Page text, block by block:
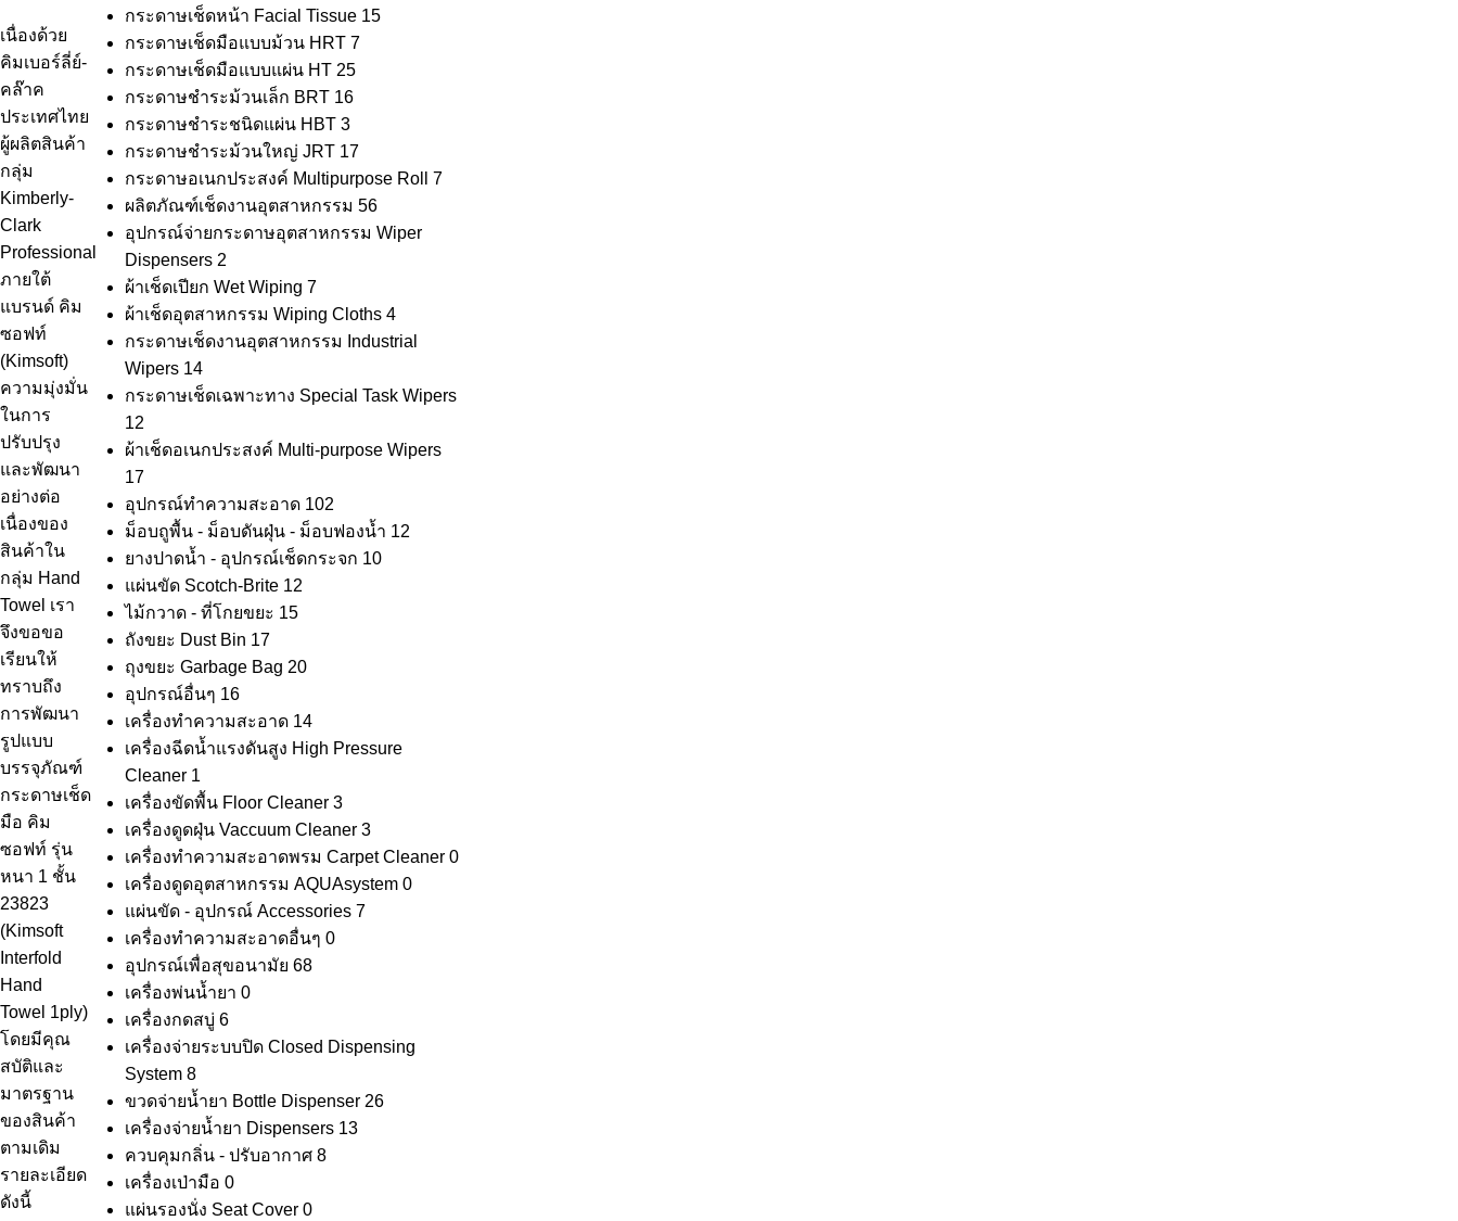
เนื่องด้วย
คิมเบอร์ลี่ย์-
คล๊าค
ประเทศไทย
ผู้ผลิตสินค้า
กลุ่ม
Kimberly-
Clark
Professional
ภายใต้
แบรนด์ คิม
ซอฟท์
(Kimsoft)
ความมุ่งมั่น
ในการ
ปรับปรุง
และพัฒนา
อย่างต่อ
เนื่องของ
สินค้าใน
กลุ่ม Hand
Towel เรา
จึงขอขอ
เรียนให้
ทราบถึง
การพัฒนา
รูปแบบ
บรรจุภัณฑ์
กระดาษเช็ด
มือ คิม
ซอฟท์ รุ่น
หนา 1 ชั้น
23823
(Kimsoft
Interfold
Hand
Towel 1ply)
โดยมีคุณ
สบัติและ
มาตรฐาน
ของสินค้า
ตามเดิม
รายละเอียด
ดังนี้
กระดาษเช็ดหน้า Facial Tissue 15
กระดาษเช็ดมือแบบม้วน HRT 7
กระดาษเช็ดมือแบบแผ่น HT 25
กระดาษชำระม้วนเล็ก BRT 16
กระดาษชำระชนิดแผ่น HBT 3
กระดาษชำระม้วนใหญ่ JRT 17
กระดาษอเนกประสงค์ Multipurpose Roll
7
ผลิตภัณฑ์เช็ดงานอุตสาหกรรม 56
อุปกรณ์จ่ายกระดาษอุตสาหกรรม Wiper
Dispensers 2
ผ้าเช็ดเปียก Wet Wiping 7
ผ้าเช็ดอุตสาหกรรม Wiping Cloths 4
กระดาษเช็ดงานอุตสาหกรรม Industrial
Wipers 14
กระดาษเช็ดเฉพาะทาง Special Task Wipers
12
ผ้าเช็ดอเนกประสงค์ Multi-purpose Wipers
17
อุปกรณ์ทำความสะอาด 102
ม็อบถูพื้น - ม็อบดันฝุ่น - ม็อบฟองน้ำ 12
ยางปาดน้ำ - อุปกรณ์เช็ดกระจก 10
แผ่นขัด Scotch-Brite 12
ไม้กวาด - ที่โกยขยะ 15
ถังขยะ Dust Bin 17
ถุงขยะ Garbage Bag 20
อุปกรณ์อื่นๆ 16
เครื่องทำความสะอาด 14
เครื่องฉีดน้ำแรงดันสูง High Pressure
Cleaner 1
เครื่องขัดพื้น Floor Cleaner 3
เครื่องดูดฝุ่น Vaccuum Cleaner 3
เครื่องทำความสะอาดพรม Carpet Cleaner 0
เครื่องดูดอุตสาหกรรม AQUAsystem 0
แผ่นขัด - อุปกรณ์ Accessories 7
เครื่องทำความสะอาดอื่นๆ 0
อุปกรณ์เพื่อสุขอนามัย 68
เครื่องพ่นน้ำยา 0
เครื่องกดสบู่ 6
เครื่องจ่ายระบบปิด Closed Dispensing
System 8
ขวดจ่ายน้ำยา Bottle Dispenser 26
เครื่องจ่ายน้ำยา Dispensers 13
ควบคุมกลิ่น - ปรับอากาศ 8
เครื่องเป่ามือ 0
แผ่นรองนั่ง Seat Cover 0